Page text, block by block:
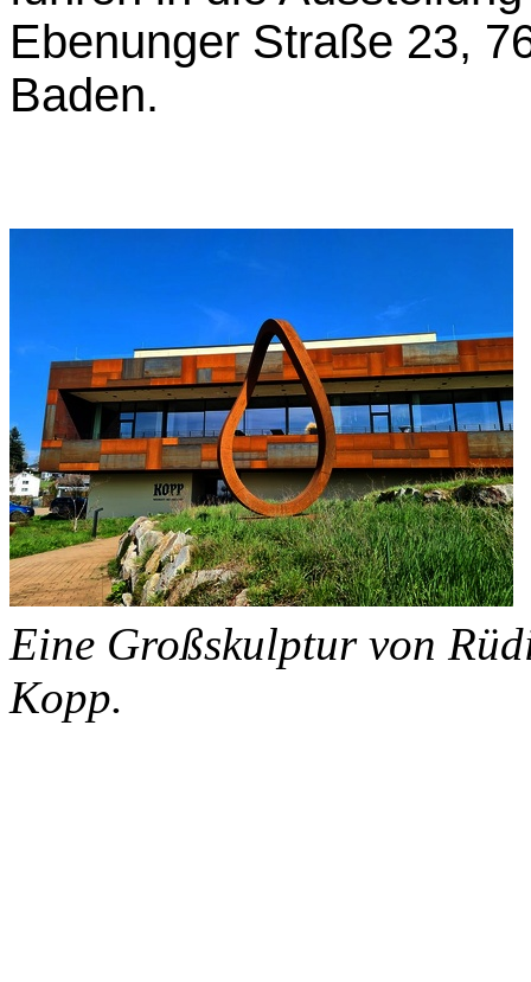
Ebenunger Straße 23,
Baden.
Eine Großskulptur von
Kopp.